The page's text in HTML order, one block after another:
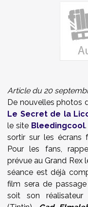
Article du 20
De nouvelles photos
Le Secret de la
le site Bleedingcool
sortir sur les écrans
Pour les fans,
prévue au Grand Rex
séance est déjà
film sera de
soit son réalisateur